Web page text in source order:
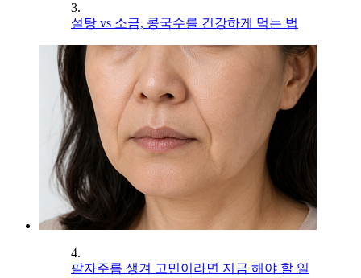
3.
설탕 vs 소금, 콩국수를 건강하게 먹는 법
4.
팔자주름 생겨 고민이라면 지금 해야 할 일